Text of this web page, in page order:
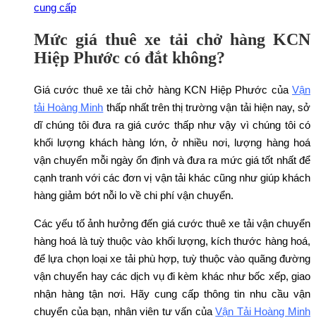
Mức giá thuê xe tải chở hàng KCN
Hiệp Phước có đắt không?
Giá cước thuê xe tải chở hàng KCN Hiệp Phước của Vận
tải Hoàng Minh thấp nhất trên thị trường vận tải hiện nay, sở
dĩ chúng tôi đưa ra giá cước thấp như vậy vì chúng tôi có
khối lượng khách hàng lớn, ở nhiều nơi, lượng hàng hoá
vận chuyển mỗi ngày ổn định và đưa ra mức giá tốt nhất để
cạnh tranh với các đơn vị vận tải khác cũng như giúp khách
hàng giảm bớt nỗi lo về chi phí vận chuyển.
Các yếu tố ảnh hưởng đến giá cước thuê xe tải vận chuyển
hàng hoá là tuỳ thuộc vào khối lượng, kích thước hàng hoá,
để lựa chọn loại xe tải phù hợp, tuỳ thuộc vào quãng đường
vận chuyển hay các dịch vụ đi kèm khác như bốc xếp, giao
nhận hàng tận nơi. Hãy cung cấp thông tin nhu cầu vận
chuyển của bạn, nhân viên tư vấn củaVận Tải Hoàng Minh